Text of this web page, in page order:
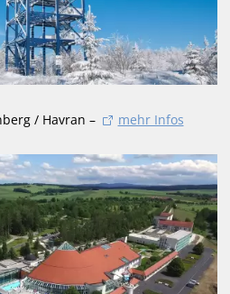
/ Havran – mehr Infos